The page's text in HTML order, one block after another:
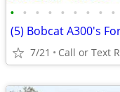
• • • • • • • • •
(5) Bobcat A300's
7/21 Call or Text